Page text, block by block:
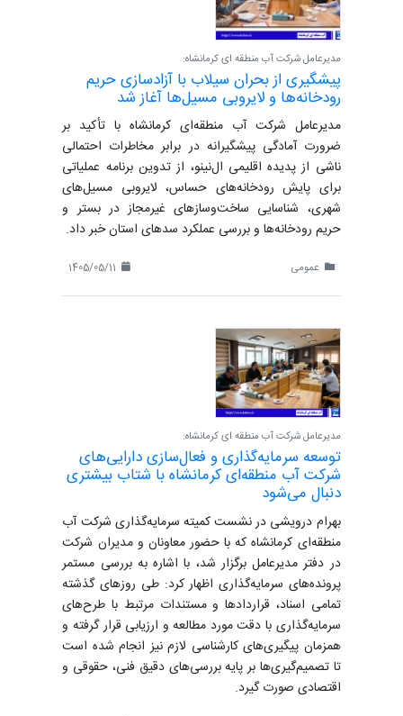
مدیرعامل شرکت آب منطقه ای کرمانشاه:
پیشگیری از بحران سیلاب با آزادسازی حریم
رودخانه‌ها و لایروبی مسیل‌ها آغاز شد
مدیرعامل شرکت آب منطقه‌ای کرمانشاه با تأکید بر
ضرورت آمادگی پیشگیرانه در برابر مخاطرات احتمالی
ناشی از پدیده اقلیمی ال‌نینو، از تدوین برنامه عملیاتی
برای پایش رودخانه‌های حساس، لایروبی مسیل‌های
شهری، شناسایی ساخت‌وسازهای غیرمجاز در بستر و
حریم رودخانه‌ها و بررسی عملکرد سدهای استان خبر داد.
عمومی
مدیرعامل شرکت آب منطقه ای کرمانشاه:
توسعه سرمایه‌گذاری و فعال‌سازی دارایی‌های
شرکت آب منطقه‌ای کرمانشاه با شتاب بیشتری
دنبال می‌شود
بهرام درویشی در نشست کمیته سرمایه‌گذاری شرکت آب
منطقه‌ای کرمانشاه که با حضور معاونان و مدیران شرکت
در دفتر مدیرعامل برگزار شد، با اشاره به بررسی مستمر
پرونده‌های سرمایه‌گذاری اظهار کرد: طی روزهای گذشته
تمامی اسناد، قراردادها و مستندات مرتبط با طرح‌های
سرمایه‌گذاری با دقت مورد مطالعه و ارزیابی قرار گرفته و
همزمان پیگیری‌های کارشناسی لازم نیز انجام شده است
تا تصمیم‌گیری‌ها بر پایه بررسی‌های دقیق فنی، حقوقی و
اقتصادی صورت گیرد.